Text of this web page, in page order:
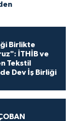
Birlikte
İTHİB ve
Tekstil
Dev İş Birliği